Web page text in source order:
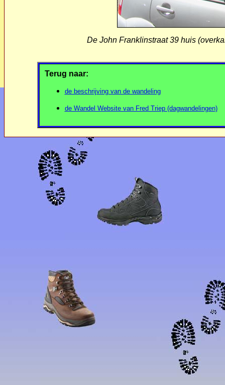
De John Franklinstraat 39 huis
Terug naar:
de beschrijving van de wandeling
de Wandel Website van Fred Triep (dagwandelingen)